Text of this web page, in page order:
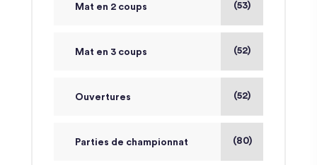
Mat en 2 coups (53)
Mat en 3 coups (52)
Ouvertures (52)
Parties de championnat (80)